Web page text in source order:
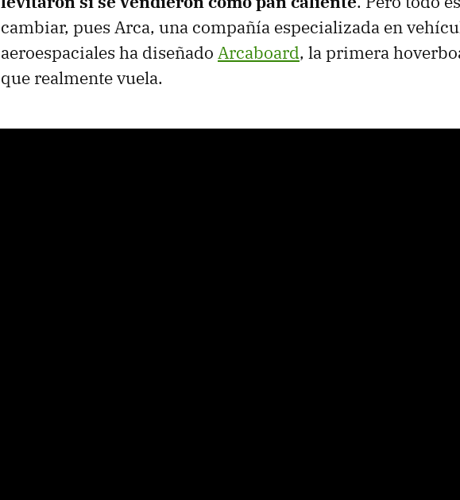
cambiar, pues Arca, una compañía especializada en
aeroespaciales ha diseñado Arcaboard, la primera
que realmente vuela.